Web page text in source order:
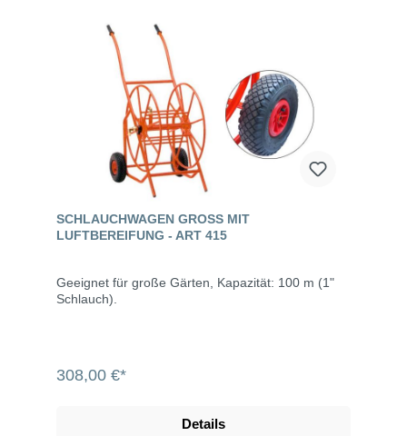
SCHLAUCHWAGEN GROSS MIT L
UFTBEREIFUNG - ART 415
Geeignet für große Gärten, Kapazität: 100 m (1"
Schlauch).
308,00 €*
Details